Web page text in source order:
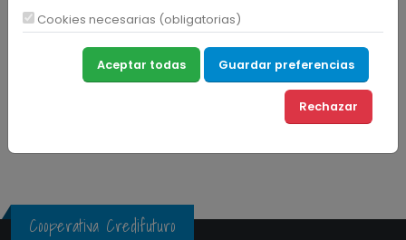
» 1 Hoy
» 11 Esta semana
Cooperativa Credifuturo
Cookies necesarias (obligatorias)
Aceptar todas Guardar preferencias
Rechazar